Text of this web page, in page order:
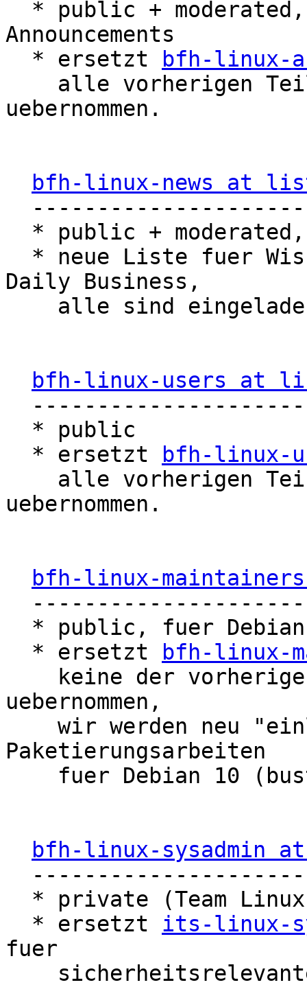
Announcements
  * ersetzt
bfh-linux-
uebernommen.
bfh-linux-news at
Daily Business,
bfh-linux-users at
  * ersetzt
bfh-linux-
uebernommen.
bfh-linux-
  * ersetzt
bfh-linux-
uebernommen,
Paketierungsarbeiten
bfh-linux-sysadmin
  * ersetzt
its-linux-
fuer